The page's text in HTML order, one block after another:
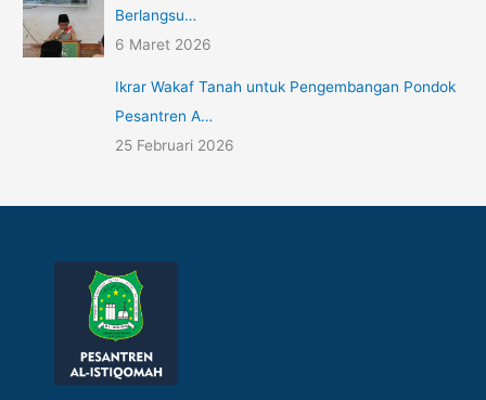
Berlangsu…
6 Maret 2026
Ikrar Wakaf Tanah untuk Pengembangan Pondok
Pesantren A…
25 Februari 2026